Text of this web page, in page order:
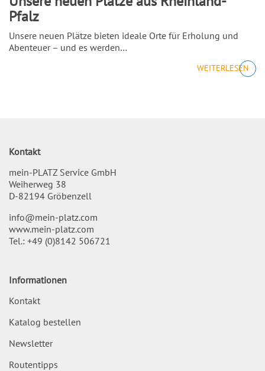
Pfalz
Unsere neuen Plätze bieten ideale Orte für Erholung und
Abenteuer – und es werden…
WEITERLESEN
Kontakt
mein-PLATZ Service GmbH
Weiherweg 38
D-82194 Gröbenzell
info@mein-platz.com
www.mein-platz.com
Tel.: +49 (0)8142 506721
Informationen
Kontakt
Katalog bestellen
Newsletter
Routentipps